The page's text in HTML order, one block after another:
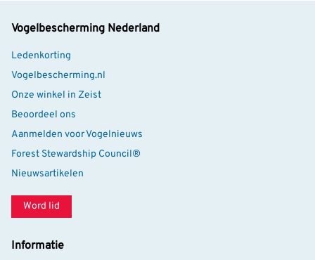
Vleermuizen voelen zich het meest thuis in een
natuurlijke omgeving met voldoende beschutting en
voedsel. Combineer een vleermuiskast met nachtelijk
bloeiende planten, struiken en insectvriendelijke
beplanting om je tuin nog aantrekkelijker te maken. Zo
vergroot je de kans dat vleermuizen jouw tuin weten te
vinden.
veilige rustplaats én lever je een waardevolle bijdrage
Vogelbescherming Nederland
Ledenkorting
Vogelbescherming.nl
Onze winkel in Zeist
Beoordeel ons
Aanmelden voor Vogelnieuws
Forest Stewardship Council®
Nieuwsartikelen
Word lid
Informatie